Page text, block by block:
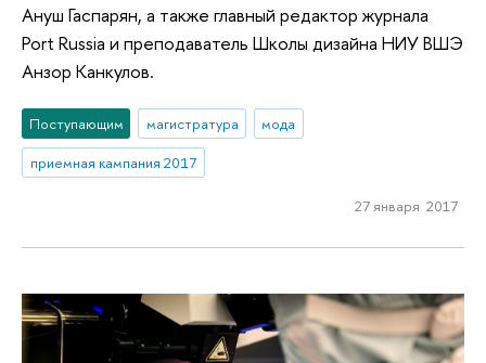
Ануш Гаспарян, а также главный редактор журнала
Port Russia и преподаватель Школы дизайна НИУ ВШЭ
Анзор Канкулов.
Поступающим магистратура
мода
приемная кампания 2017
27 января 2017